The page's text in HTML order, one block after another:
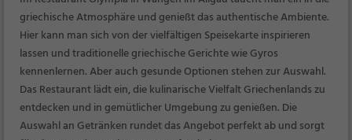
griechische Atmosphäre und genießt das authentische Ambiente.
Hier kann man sich von der vielfältigen Speisekarte inspirieren
lassen und traditionelle griechische Gerichte wie Gyros
kennenlernen. Aber auch gesunde Optionen stehen zur Auswahl.
Das Restaurant lädt ein, die kulinarische Vielfalt Griechenlands zu
entdecken und in gemütlicher Umgebung zu genießen. Die
Auswahl an Getränken rundet das Angebot perfekt ab und sorgt